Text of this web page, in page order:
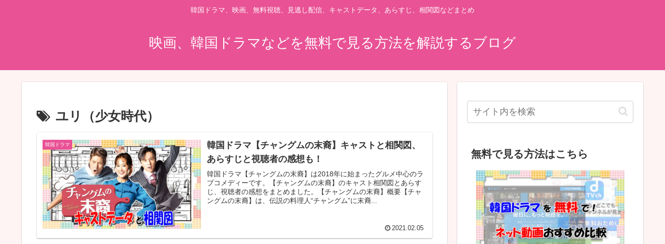
韓国ドラマ、映画、無料視聴、見逃し配信、キャストデータ、あらすじ、相関図などまとめ
映画、韓国ドラマなどを無料で見る方法を解説するブログ
ユリ（少女時代）
韓国ドラマ
韓国ドラマ【チャングムの末裔】キャストと相関図、
あらすじと視聴者の感想も！
韓国ドラマ【チャングムの末裔】は2018年に始まったグルメ中心のラ
ブコメディーです。【チャングムの末裔】のキャスト相関図とあらす
じ、視聴者の感想をまとめました。【チャングムの末裔】概要【チャ
ングムの末裔】は、伝説の料理人“チャングム”に末裔...
2021.02.05
無料で見る方法はこちら